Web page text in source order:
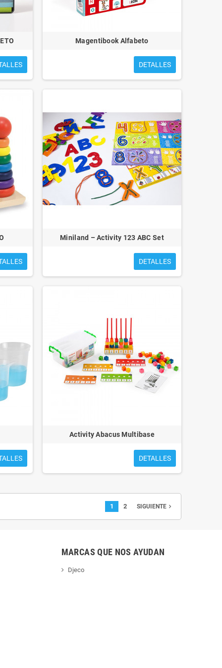
Magentibook Alfabeto
DETALLES
Miniland – Activity 123 ABC Set
DETALLES
Activity Abacus Multibase
DETALLES
1 2 SIGUIENTEnavigate_next
MARCAS QUE NOS AYUDAN
Djeco